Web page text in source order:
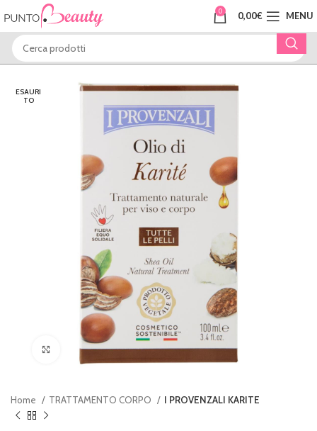
0 0,00€ MENU
ESAURI
TO
Clicca per ingrandire
Home TRATTAMENTO CORPO I PROVENZALI KARITE